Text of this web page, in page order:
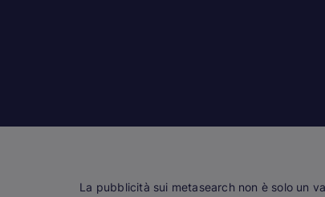
La pubblicità sui metasearch non è solo un